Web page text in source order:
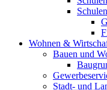
Schulen
Wohnen &
Bauen und
Stadt- und